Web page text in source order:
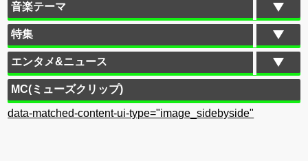
音楽テーマ
特集
エンタメ&ニュース
MC(ミューズクリップ)
data-matched-content-ui-type="image_sidebyside"